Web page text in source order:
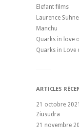
Elefant films
Laurence
Manchu
Quarks in love
Quarks in Love
ARTICLES
21 octobre
Ziusudra
21 novembre